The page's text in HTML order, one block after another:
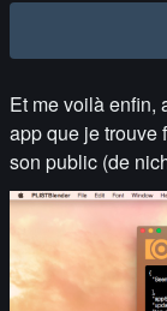
Et me voilà enfin,
app que je trouve
son public (de